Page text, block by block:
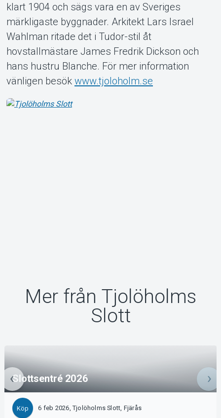
Om Tickster
klart 1904 och sägs vara en av Sveriges
märkligaste byggnader. Arkitekt Lars Israel
Wahlman ritade det i Tudor-stil åt
hovstallmästare James Fredrik Dickson och
hans hustru Blanche. För mer information
vänligen besök www.tjoloholm.se
Mer från Tjolöholms
Slott
Slottsentré 2026
Köp 6 feb 2026, Tjolöholms Slott, Fjärås